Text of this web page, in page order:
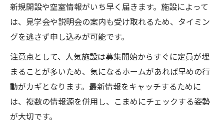
新規開設や空室情報がいち早く届きます。施設によって
は、見学会や説明会の案内も受け取れるため、タイミン
グを逃さず申し込みが可能です。
注意点として、人気施設は募集開始からすぐに定員が埋
まることが多いため、気になるホームがあれば早めの行
動がカギとなります。最新情報をキャッチするために
は、複数の情報源を併用し、こまめにチェックする姿勢
が大切です。